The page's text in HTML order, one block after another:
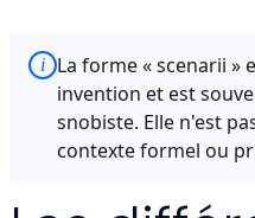
i
La forme « scenarii »
invention et est
snobiste. Elle n'est
contexte formel ou